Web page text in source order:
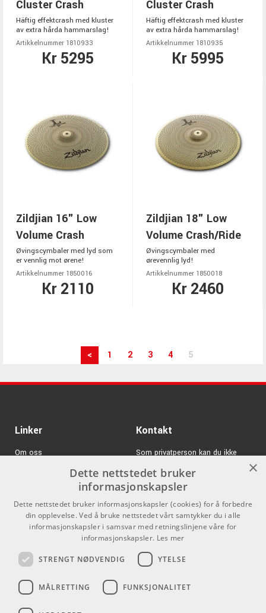
Cluster Crash
Häftig effektcrash med kluster
av extra hårda hammarslag!
Artikkelnummer 1810933
Kr 5295
Cluster Crash
Häftig effektcrash med kluster
av extra hårda hammarslag!
Artikkelnummer 1810935
Kr 5995
Zildjian 16" Low
Volume Crash
Øvingscymbaler med lyd som
er vennlig mot ørene!
Artikkelnummer 1850016
Kr 2110
Zildjian 18" Low
Volume Crash/Ride
Øvingscymbaler med
ørevennlig lyd!
Artikkelnummer 1850018
Kr 2460
< 1 2 3 4 5
Linker
Om oss
GDPR & Cookies
Kontakt
Som privatperson kan du ikke
kjøpe på denne nettsiden, alt salg
skjer gjennom våre forhandlere.
info@emnordic.no
×
Dette nettstedet bruker
informasjonskapsler
Dette nettstedet bruker informasjonskapsler (cookies) for å forbedre
din opplevelse. Ved å bruke nettstedet vårt samtykker du i alle
informasjonskapsler i samsvar med retningslinjene våre for
informasjonskapsler. Les mer
STRENGT NØDVENDIG YTELSE
MÅLRETTING FUNKSJONALITET